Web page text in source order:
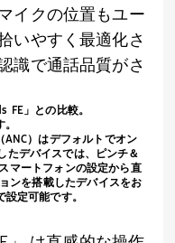
イクの位置もユー
いやすく最適化さ
識で通話品質がさ
FE」との比較。
ANC）はデフォルトでオン
たデバイスでは、ピンチ＆
マートフォンの設定から直
ンを搭載したデバイスをお
設定可能です。